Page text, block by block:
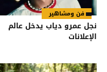
فن ومشاهير
نجل عمرو دياب يدخل عالم
الإعلانات